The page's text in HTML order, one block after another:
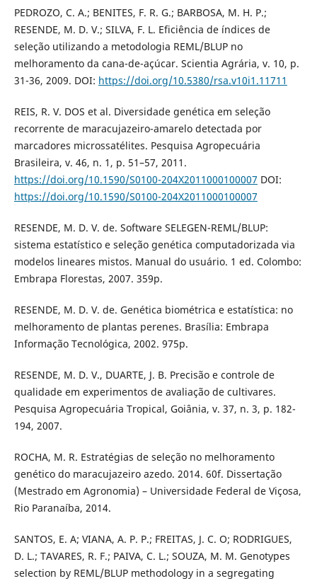
PEDROZO, C. A.; BENITES, F. R. G.; BARBOSA, M. H. P.;
RESENDE, M. D. V.; SILVA, F. L. Eficiência de índices de
seleção utilizando a metodologia REML/BLUP no
melhoramento da cana-de-açúcar. Scientia Agrária, v. 10, p.
31-36, 2009. DOI: https://doi.org/10.5380/rsa.v10i1.11711
REIS, R. V. DOS et al. Diversidade genética em seleção
recorrente de maracujazeiro-amarelo detectada por
marcadores microssatélites. Pesquisa Agropecuária
Brasileira, v. 46, n. 1, p. 51–57, 2011.
https://doi.org/10.1590/S0100-204X2011000100007 DOI:
https://doi.org/10.1590/S0100-204X2011000100007
RESENDE, M. D. V. de. Software SELEGEN-REML/BLUP:
sistema estatístico e seleção genética computadorizada via
modelos lineares mistos. Manual do usuário. 1 ed. Colombo:
Embrapa Florestas, 2007. 359p.
RESENDE, M. D. V. de. Genética biométrica e estatística: no
melhoramento de plantas perenes. Brasília: Embrapa
Informação Tecnológica, 2002. 975p.
RESENDE, M. D. V., DUARTE, J. B. Precisão e controle de
qualidade em experimentos de avaliação de cultivares.
Pesquisa Agropecuária Tropical, Goiânia, v. 37, n. 3, p. 182-
194, 2007.
ROCHA, M. R. Estratégias de seleção no melhoramento
genético do maracujazeiro azedo. 2014. 60f. Dissertação
(Mestrado em Agronomia) – Universidade Federal de Viçosa,
Rio Paranaíba, 2014.
SANTOS, E. A; VIANA, A. P. P.; FREITAS, J. C. O; RODRIGUES,
D. L.; TAVARES, R. F.; PAIVA, C. L.; SOUZA, M. M. Genotypes
selection by REML/BLUP methodology in a segregating